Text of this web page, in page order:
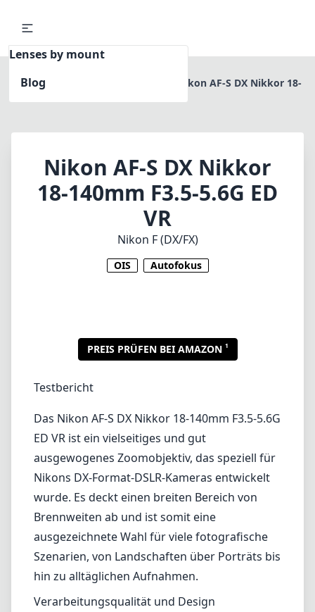
Lenses by mount
Blog
Home
Nikon AF-S DX Nikkor 18-
Nikon AF-S DX Nikkor
18-140mm F3.5-5.6G ED
VR
Nikon F (DX/FX)
OIS Autofokus
PREIS PRÜFEN BEI AMAZON
Das Nikon AF-S DX Nikkor 18-140mm F3.5-5.6G